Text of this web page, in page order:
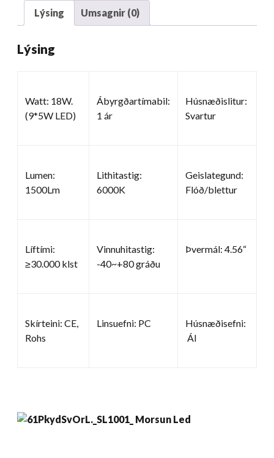
Lýsing Umsagnir (0)
Lýsing
Watt: 18W.
(9*5W LED)
Ábyrgðartímabil:
1 ár
Húsnæðislitur:
Svartur
Lumen:
1500Lm
Lithitastig:
6000K
Geislategund:
Flóð/blettur
Líftími:
≥30.000 klst
Vinnuhitastig:
-40~+80 gráðu
Þvermál: 4.56“
Skírteini: CE,
Rohs
Linsuefni: PC
Húsnæðisefni:
Ál